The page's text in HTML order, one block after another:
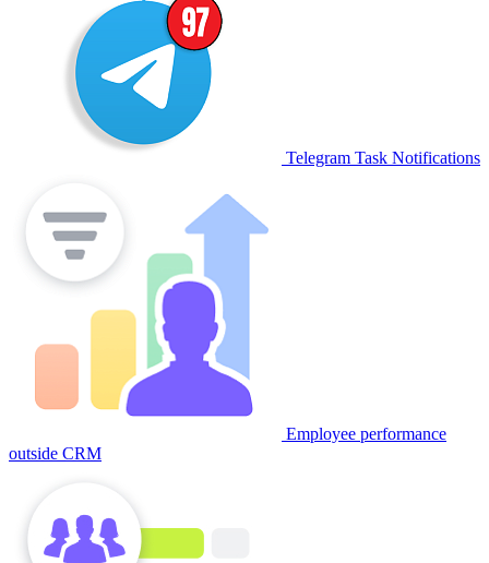
Telegram Task Notifications
Employee performance
outside CRM